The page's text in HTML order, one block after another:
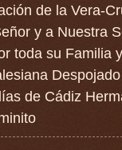
de la Vera-
y a Nuestra
toda su Familia
de Cádiz